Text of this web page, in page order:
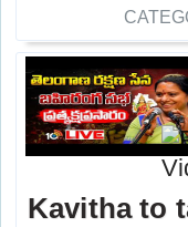
Kavitha to